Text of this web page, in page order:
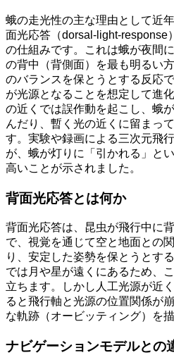
蛾の走光性の主な理由として近
面光応答（
の仕組みです。これは蛾が夜間
の背中（背側面）を最も明るい
のバランスを保とうとする反応
が光源となることを想定して進
の近くでは誤作動を起こし、蛾
んだり、暫く光の近くに留まっ
す。実験や録画による三次元飛
が、蛾が灯りに「引かれる」と
高いことが示されました。
背面光応答とは何か
背面光応答は、昆虫が飛行中に
で、視覚を通じて空と地面との
り、安定した姿勢を保とうとす
では月や星が遠くにあるため、
立ちます。しかし人工光源が近
ると飛行軸と光源の位置関係が
な軌跡（オービッティング）を
ナビゲーションモデルとの